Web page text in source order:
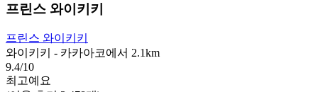
프린스 와이키키
프린스 와이키키
와이키키 - 카카아코에서 2.1km
9.4/10
최고예요